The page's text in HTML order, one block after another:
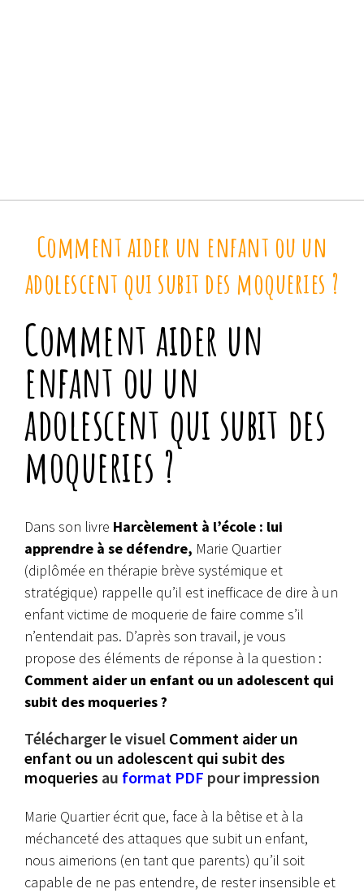
Comment aider un enfant ou un
adolescent qui subit des moqueries ?
Comment aider un
enfant ou un
adolescent qui subit des
moqueries ?
Dans son livre Harcèlement à l’école : lui
apprendre à se défendre, Marie Quartier
(diplômée en thérapie brève systémique et
stratégique) rappelle qu’il est inefficace de dire à un
enfant victime de moquerie de faire comme s’il
n’entendait pas. D’après son travail, je vous
propose des éléments de réponse à la question :
Comment aider un enfant ou un adolescent qui
subit des moqueries ?
Télécharger le visuel Comment aider un
enfant ou un adolescent qui subit des
moqueries au format PDF pour impression
Marie Quartier écrit que, face à la bêtise et à la
méchanceté des attaques que subit un enfant,
nous aimerions (en tant que parents) qu’il soit
capable de ne pas entendre, de rester insensible et